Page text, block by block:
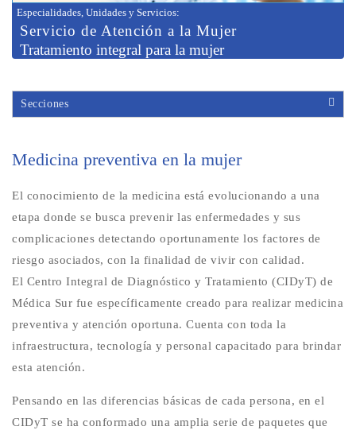
Especialidades, Unidades y Servicios:
Servicio de Atención a la Mujer
Tratamiento integral para la mujer
Secciones
Medicina preventiva en la mujer
El conocimiento de la medicina está evolucionando a una
etapa donde se busca prevenir las enfermedades y sus
complicaciones detectando oportunamente los factores de
riesgo asociados, con la finalidad de vivir con calidad.
El Centro Integral de Diagnóstico y Tratamiento (CIDyT) de
Médica Sur fue específicamente creado para realizar medicina
preventiva y atención oportuna. Cuenta con toda la
infraestructura, tecnología y personal capacitado para brindar
esta atención.
Pensando en las diferencias básicas de cada persona, en el
CIDyT se ha conformado una amplia serie de paquetes que